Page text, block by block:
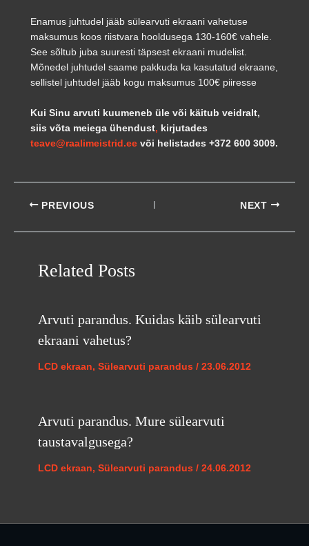
Enamus juhtudel jääb sülearvuti ekraani vahetuse
maksumus koos riistvara hooldusega 130-160€ vahele.
See sõltub juba suuresti täpsest ekraani mudelist.
Mõnedel juhtudel saame pakkuda ka kasutatud ekraane,
sellistel juhtudel jääb kogu maksumus 100€ piiresse
Kui Sinu arvuti kuumeneb üle või käitub veidralt,
siis võta meiega ühendust, kirjutades
teave@raalimeistrid.ee või helistades +372 600 3009.
PREVIOUS NEXT
Related Posts
Arvuti parandus. Kuidas käib sülearvuti
ekraani vahetus?
LCD ekraan, Sülearvuti parandus / 23.06.2012
Arvuti parandus. Mure sülearvuti
taustavalgusega?
LCD ekraan, Sülearvuti parandus / 24.06.2012